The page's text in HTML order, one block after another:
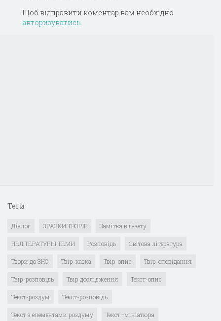
Щоб відправити коментар вам необхідно
авторизуватись.
Теги
Діалог ЗРАЗКИ ТВОРІВ Замітка в газету
НЕЛІТЕРАТУРНІ ТЕМИ Розповідь Світова література
Твори до ЗНО Твір-казка Твір-опис Твір-оповідання
Твір-розповідь Твір дослідження Текст-опис
Текст-роздум Текст-розповідь
Текст з елементами роздуму Текст–мініатюра